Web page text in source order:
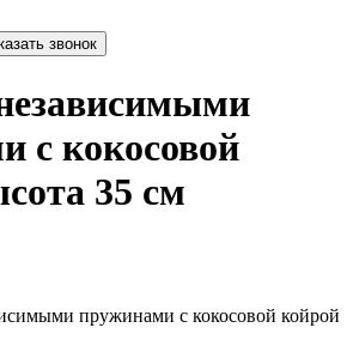
звонок
с кокосовой
35 см
пружинами с кокосовой койрой